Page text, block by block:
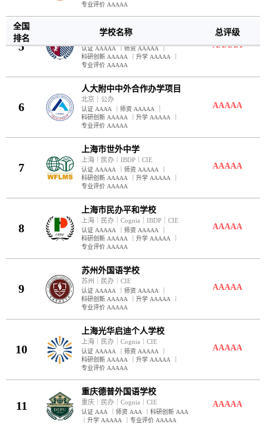
全国
排名
学校名称 总评级
专业评价 AAAAA
5
武汉英中高级中学
民办 ｜ IBDP
认证 AAAAA ｜师资 AAAAA ｜
科研创新 AAAAA
｜升学 AAAAA
专业评价 AAAAA
AAAAA
6
人大附中中外合作办学项目
北京 公办
认证 AAAA 师资 AAAAA
科研创新 AAAAA
｜升学 AAAAA
专业评价 AAAAA
AAAAA
7
上海市世外中学
上海 民办 ｜IBDP ｜CIE
认证 AAAAA 师资 AAAAA
科研创新 AAAAA
｜升学 AAAAA
专业评价 AAAAA
AAAAA
8
上海市民办平和学校
上海 民办 ｜Cognia ｜IBDP ｜CIE
认证 AAAAA 师资 AAAAA
科研创新 AAAAA
｜升学 AAAAA
专业评价 AAAAA
AAAAA
9
苏州外国语学校
苏州 民办 ｜CIE
认证 AAAAA 师资 AAAAA
科研创新 AAAAA
｜升学 AAAAA
专业评价 AAAAA
AAAAA
10
上海光华启迪个人学校
上海 民办 ｜Cognia ｜CIE
认证 AAAAA 师资 AAAAA
科研创新 AAAAA
｜升学 AAAAA
专业评价 AAAAA
AAAAA
11
重庆德普外国语学校
重庆 民办 ｜Cognia ｜CIE
认证 AAA 师资 AAA ｜科研创新 AAA
｜升学 AAAAA ｜专业评价 AAAAA
AAAAA